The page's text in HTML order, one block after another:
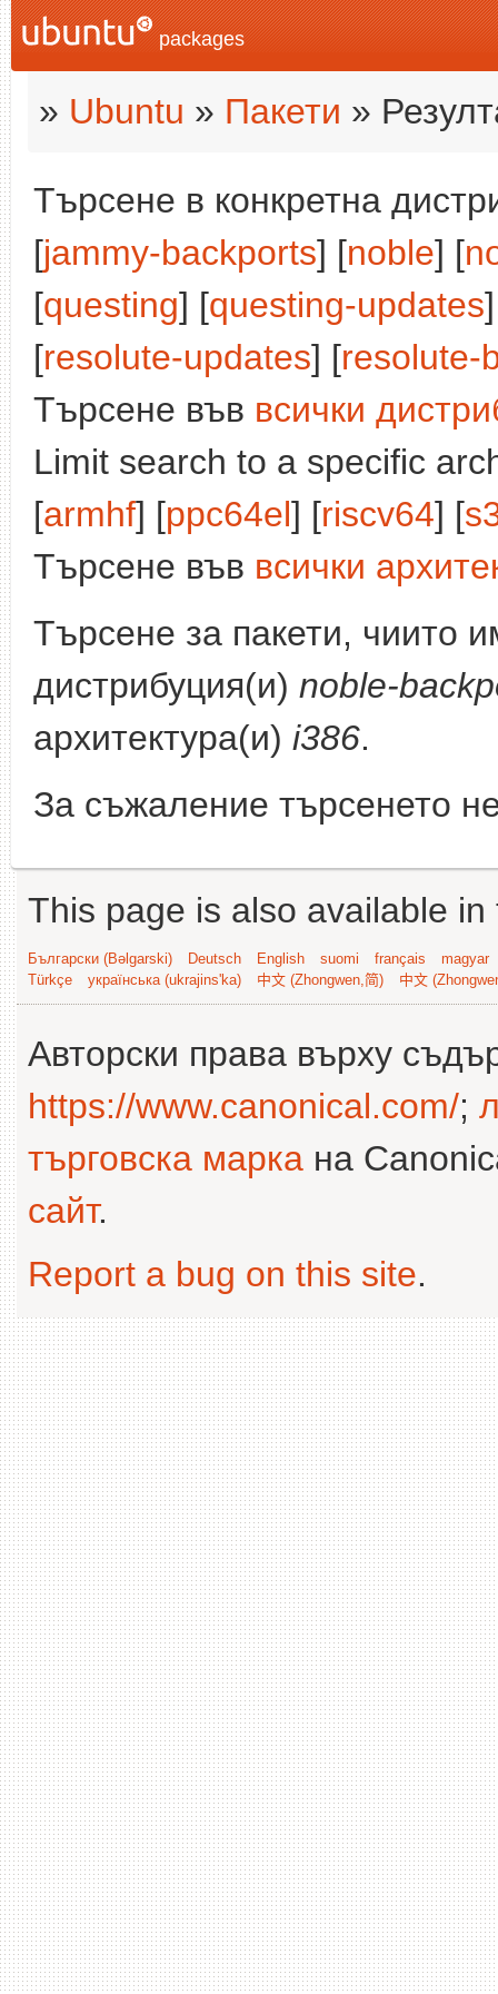
packages
» Ubuntu » Пакети »
Търсене в конкретна
[jammy-backports] [noble] [
[questing] [questing-updates
[resolute-updates] [resolute-
Търсене във всички
Limit search to a specific
[armhf] [ppc64el] [riscv64] [
Търсене във всички
Търсене за пакети, чиито
дистрибуция(и) noble-
архитектура(и) i386.
За съжаление търсенето
This page is also available
Български (Bəlgarski) Deutsch English suomi français
magyar
Türkçe
українська (ukrajins'ka) 中文 (Zhongwen,简) 中文
Авторски права върху
https://www.canonical.com/;
търговска марка на
сайт.
Report a bug on this site.